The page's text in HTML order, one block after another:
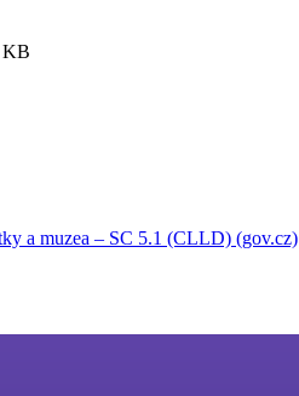
KB
a muzea – SC 5.1 (CLLD) (gov.cz)